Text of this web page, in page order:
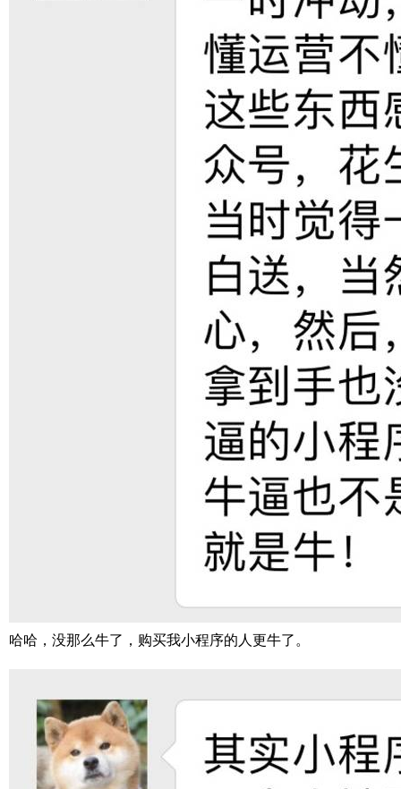
哈哈，没那么牛了，购买我小程序的人更牛了。